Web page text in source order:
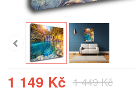
1 149 Kč 1 449 Kč